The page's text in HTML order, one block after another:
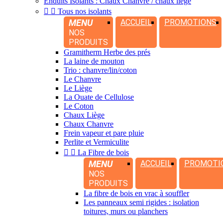
  Tous nos isolants
MENU
NOS
PRODUITS
ACCUEIL PROMOTIONS
Gramitherm Herbe des prés
La laine de mouton
Trio : chanvre/lin/coton
Le Chanvre
Le Liège
La Ouate de Cellulose
Le Coton
Chaux Liège
Chaux Chanvre
Frein vapeur et pare pluie
Perlite et Vermiculite
  La Fibre de bois
MENU
NOS
PRODUITS
ACCUEIL
La fibre de bois en vrac à souffler
Les panneaux semi rigides : isolation
toitures, murs ou planchers